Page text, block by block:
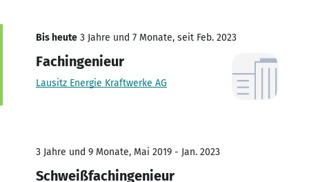
Bis heute 3 Jahre und 7 Monate, seit Feb. 2023
Fachingenieur
Lausitz Energie Kraftwerke AG
3 Jahre und 9 Monate, Mai 2019 - Jan. 2023
Schweißfachingenieur